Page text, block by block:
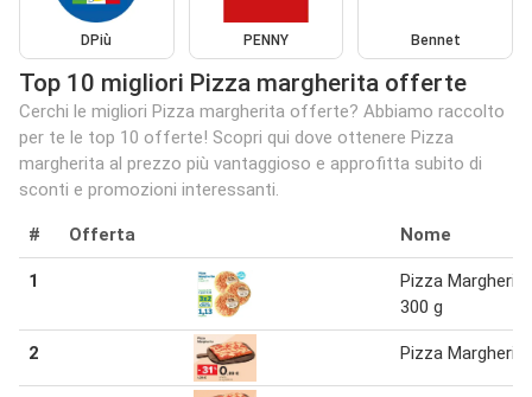
DPiù PENNY Bennet
Top 10 migliori Pizza margherita offerte
Cerchi le migliori Pizza margherita offerte? Abbiamo raccolto
per te le top 10 offerte! Scopri qui dove ottenere Pizza
margherita al prezzo più vantaggioso e approfitta subito di
sconti e promozioni interessanti.
# Offerta Nome
1
Pizza Margherita
300 g
2 Pizza Margherita